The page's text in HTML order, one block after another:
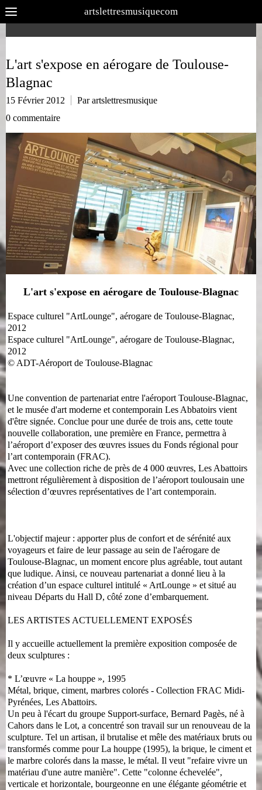
artslettresmusiquecom
L'art s'expose en aérogare de Toulouse-
Blagnac
15 Février 2012
Par artslettresmusique
0 commentaire
L'art s'expose en aérogare de Toulouse-Blagnac
Espace culturel "ArtLounge", aérogare de Toulouse-Blagnac,
2012
Espace culturel "ArtLounge", aérogare de Toulouse-Blagnac,
2012
© ADT-Aéroport de Toulouse-Blagnac
Une convention de partenariat entre l'aéroport Toulouse-Blagnac,
et le musée d'art moderne et contemporain Les Abbatoirs vient
d'être signée. Conclue pour une durée de trois ans, cette toute
nouvelle collaboration, une première en France, permettra à
l’aéroport d’exposer des œuvres issues du Fonds régional pour
l’art contemporain (FRAC).
Avec une collection riche de près de 4 000 œuvres, Les Abattoirs
mettront régulièrement à disposition de l’aéroport toulousain une
sélection d’œuvres représentatives de l’art contemporain.
L'objectif majeur : apporter plus de confort et de sérénité aux
voyageurs et faire de leur passage au sein de l'aérogare de
Toulouse-Blagnac, un moment encore plus agréable, tout autant
que ludique. Ainsi, ce nouveau partenariat a donné lieu à la
création d’un espace culturel intitulé « ArtLounge » et situé au
niveau Départs du Hall D, côté zone d’embarquement.
LES ARTISTES ACTUELLEMENT EXPOSÉS
Il y accueille actuellement la première exposition composée de
deux sculptures :
* L’œuvre « La houppe », 1995
Métal, brique, ciment, marbres colorés - Collection FRAC Midi-
Pyrénées, Les Abattoirs.
Un peu à l'écart du groupe Support-surface, Bernard Pagès, né à
Cahors dans le Lot, a concentré son travail sur un renouveau de la
sculpture. Tel un artisan, il brutalise et mêle des matériaux bruts ou
transformés comme pour La houppe (1995), la brique, le ciment et
le marbre colorés dans la masse, le métal. Il veut "refaire vivre un
matériau d'une autre manière". Cette "colonne échevelée",
verticale et horizontale, bourgeonne en une élégante géométrie et